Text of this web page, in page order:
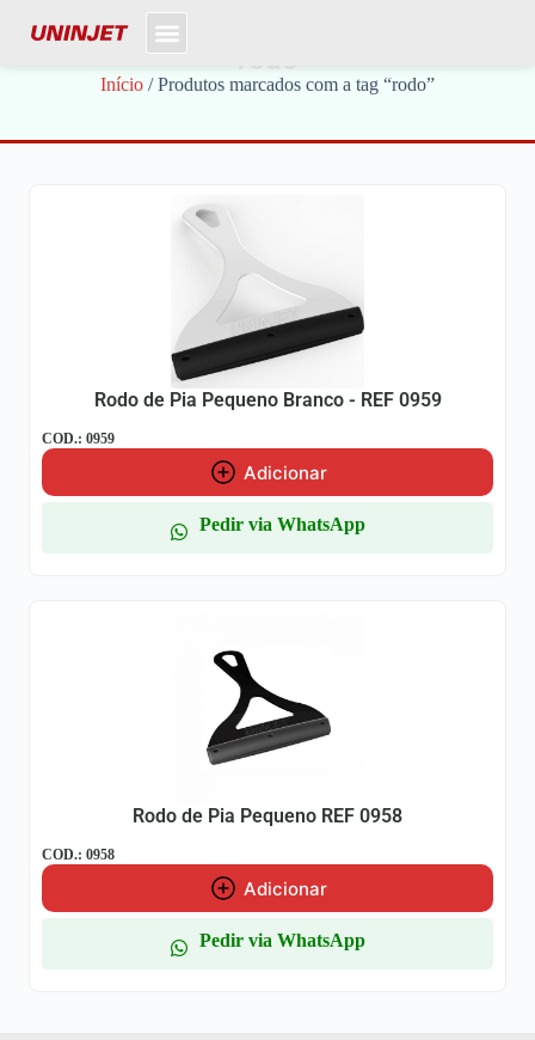
Início / Produtos marcados com a tag “rodo”
Rodo de Pia Pequeno Branco - REF 0959
COD.: 0959
Adicionar
Pedir via WhatsApp
Rodo de Pia Pequeno REF 0958
COD.: 0958
Adicionar
Pedir via WhatsApp